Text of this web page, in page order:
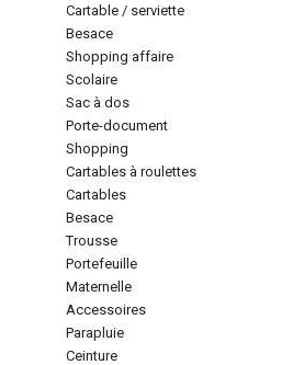
cartable / serviette
besace
shopping affaire
scolaire
sac à dos
porte-document
shopping
cartables à roulettes
cartables
besace
trousse
portefeuille
maternelle
accessoires
parapluie
ceinture